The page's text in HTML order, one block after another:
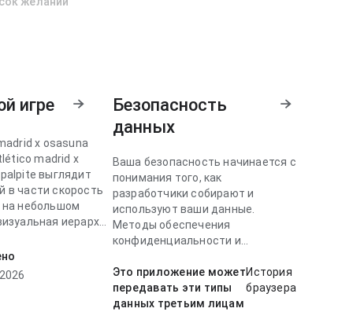
игре
x osasuna
madrid x
выглядит
в части скорость
на небольшом
иерархия
к деталям
Безопасность
данных
Ваша безопасность начинается с
понимания того, как
разработчики собирают и
используют ваши данные.
Методы обеспечения
конфиденциальности и
отличаться в зависимости от
использования, региона и
возраста.
Это приложение может
передавать эти типы
данных третьим лицам
История
браузера